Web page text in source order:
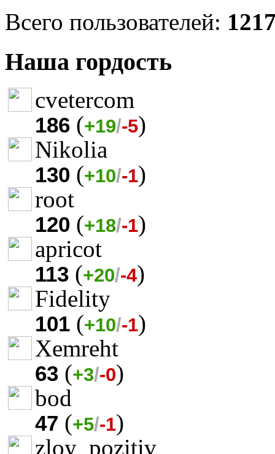
Всего пользователей:
Наша гордость
cvetercom
186 (+19/-5)
Nikolia
130 (+10/-1)
root
120 (+18/-1)
apricot
113 (+20/-4)
Fidelity
101 (+10/-1)
Xemreht
63 (+3/-0)
bod
47 (+5/-1)
zloy_pozitiv